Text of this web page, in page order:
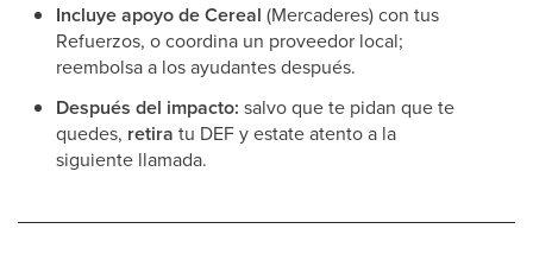
Incluye apoyo de Cereal (Mercaderes) con tus
Refuerzos, o coordina un proveedor local;
reembolsa a los ayudantes después.
Después del impacto: salvo que te pidan que te
quedes, retira tu DEF y estate atento a la
siguiente llamada.